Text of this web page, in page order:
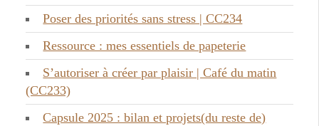
Poser des priorités sans stress | CC234
Ressource : mes essentiels de papeterie
S’autoriser à créer par plaisir | Café du matin
(CC233)
Capsule 2025 : bilan et projets(du reste de)